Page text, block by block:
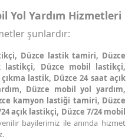
Yol Yardım Hizmetleri
şunlardır:
Düzce lastik tamiri, Düzce
lastikçi, Düzce mobil lastikçi,
lastik, Düzce 24 saat açık
Düzce mobil yol yardım,
kamyon lastiği tamiri, Düzce
açık lastikçi, Düzce 7/24 mobil
bayilerimiz ile anında hizmet